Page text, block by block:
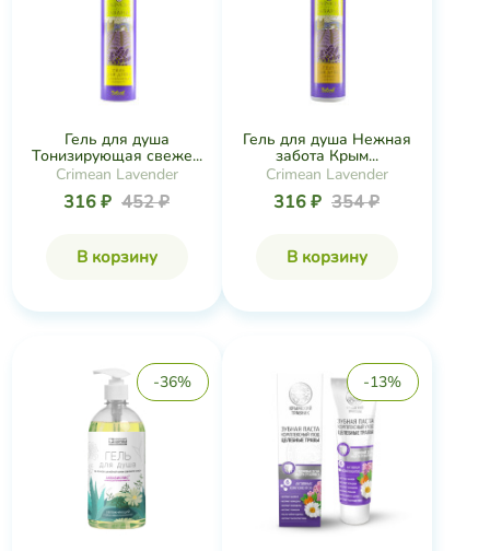
Гель для душа
Тонизирующая свеже...
Crimean Lavender
316 ₽ 452 ₽
В корзину
Гель для душа Нежная
забота Крым...
Crimean Lavender
316 ₽ 354 ₽
В корзину
-36% -13%